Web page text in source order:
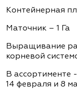
Контейнерная
Маточник – 1 Га
Выращивание
корневой
В ассортименте
14 февраля и 8